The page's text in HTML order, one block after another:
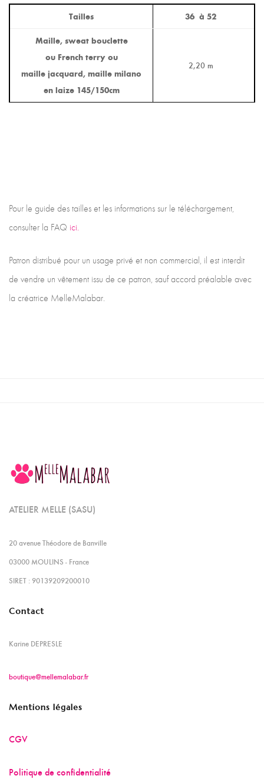
Tailles 36 à 52
Maille, sweat bouclette
ou French terry ou
maille jacquard, maille milano
en laize 145/150cm
2,20 m
Pour le guide des tailles et les informations sur le téléchargement,
consulter la FAQ ici.
Patron distribué pour un usage privé et non commercial, il est interdit
de vendre un vêtement issu de ce patron, sauf accord préalable avec
la créatrice MelleMalabar.
ATELIER MELLE (SASU)
20 avenue Théodore de Banville
03000 MOULINS - France
SIRET : 90139209200010
Contact
Karine DEPRESLE
boutique@mellemalabar.fr
Mentions légales
CGV
Politique de confidentialité